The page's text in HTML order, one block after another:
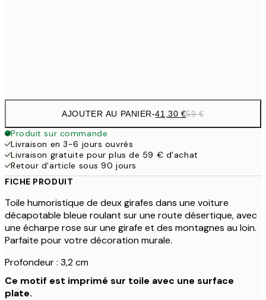
AJOUTER AU PANIER-41,30 €59 €
Produit sur commande
Livraison en 3-6 jours ouvrés
Livraison gratuite pour plus de 59 € d'achat
Retour d'article sous 90 jours
FICHE PRODUIT
Toile humoristique de deux girafes dans une voiture
décapotable bleue roulant sur une route désertique, avec
une écharpe rose sur une girafe et des montagnes au loin.
Parfaite pour votre décoration murale.
Profondeur : 3,2 cm
Ce motif est imprimé sur toile avec une surface
plate.